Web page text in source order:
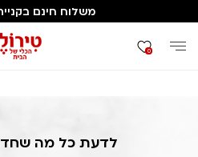
משלוח חינם בקנייה
0
דף הבית 03/23 1742712647
לדעת כל מה